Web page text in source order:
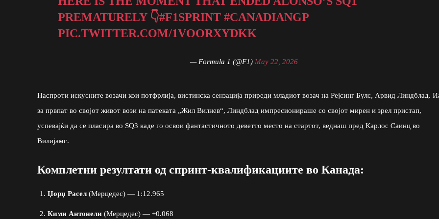
PREMATURELY 👇#F1SPRINT #CANADIANGP
PIC.TWITTER.COM/1VOORXYDKK
— Formula 1 (@F1) May 22, 2026
Наспроти искусните возачи кои потфрлија, вистинска сензација приреди младиот возач на Рејсинг Булс, Арвид Линдблад.
за првпат во својот живот вози на патеката „Жил Вилнев“, Линдблад импресионираше со својот мирен и зрел пристап,
успевајќи да се пласира во SQ3 каде го освои фантастичното деветто место на стартот, веднаш пред Карлос Саинц во
Вилијамс.
Комплетни резултати од спринт-квалификациите во Канада:
Џорџ Расел (Мерцедес) — 1:12.965
Кими Антонели (Мерцедес) — +0.068